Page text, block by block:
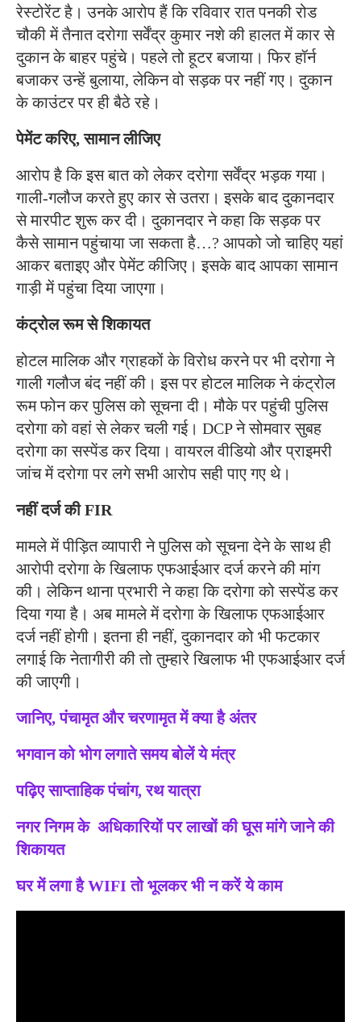
रेस्टोरेंट है। उनके आरोप हैं कि रविवार रात पनकी रोड
चौकी में तैनात दरोगा सर्वेंद्र कुमार नशे की हालत में कार से
दुकान के बाहर पहुंचे। पहले तो हूटर बजाया। फिर हॉर्न
बजाकर उन्हें बुलाया, लेकिन वो सड़क पर नहीं गए। दुकान
के काउंटर पर ही बैठे रहे।
पेमेंट करिए, सामान लीजिए
आरोप है कि इस बात को लेकर दरोगा सर्वेंद्र भड़क गया।
गाली-गलौज करते हुए कार से उतरा। इसके बाद दुकानदार
से मारपीट शुरू कर दी। दुकानदार ने कहा कि सड़क पर
कैसे सामान पहुंचाया जा सकता है…? आपको जो चाहिए यहां
आकर बताइए और पेमेंट कीजिए। इसके बाद आपका सामान
गाड़ी में पहुंचा दिया जाएगा।
कंट्रोल रूम से शिकायत
होटल मालिक और ग्राहकों के विरोध करने पर भी दरोगा ने
गाली गलौज बंद नहीं की। इस पर होटल मालिक ने कंट्रोल
रूम फोन कर पुलिस को सूचना दी। मौके पर पहुंची पुलिस
दरोगा को वहां से लेकर चली गई। DCP ने सोमवार सुबह
दरोगा का सस्पेंड कर दिया। वायरल वीडियो और प्राइमरी
जांच में दरोगा पर लगे सभी आरोप सही पाए गए थे।
नहीं दर्ज की FIR
मामले में पीड़ित व्यापारी ने पुलिस को सूचना देने के साथ ही
आरोपी दरोगा के खिलाफ एफआईआर दर्ज करने की मांग
की। लेकिन थाना प्रभारी ने कहा कि दरोगा को सस्पेंड कर
दिया गया है। अब मामले में दरोगा के खिलाफ एफआईआर
दर्ज नहीं होगी। इतना ही नहीं, दुकानदार को भी फटकार
लगाई कि नेतागीरी की तो तुम्हारे खिलाफ भी एफआईआर दर्ज
की जाएगी।
जानिए, पंचामृत और चरणामृत में क्या है अंतर
भगवान को भोग लगाते समय बोलें ये मंत्र
पढ़िए साप्ताहिक पंचांग, रथ यात्रा
नगर निगम के अधिकारियों पर लाखों की घूस मांगे जाने की
शिकायत
घर में लगा है WIFI तो भूलकर भी न करें ये काम